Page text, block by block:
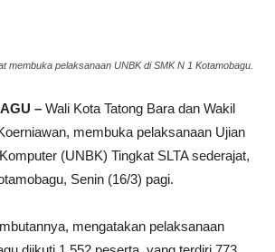
membuka pelaksanaan UNBK di SMK N 1 Kotamobagu.
– Wali Kota Tatong Bara dan Wakil
membuka pelaksanaan Ujian
(UNBK) Tingkat SLTA sederajat,
Senin (16/3) pagi.
mengatakan pelaksanaan